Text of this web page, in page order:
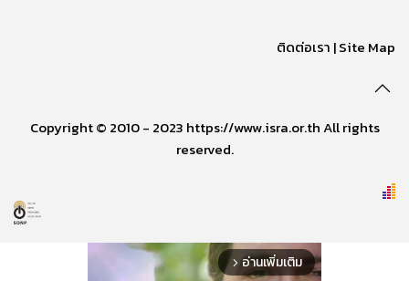
ติดต่อเรา |Site Map
Copyright © 2010 - 2023 https://www.isra.or.th All rights
reserved.
arrow_forward_ios อ่านเพิ่มเติม